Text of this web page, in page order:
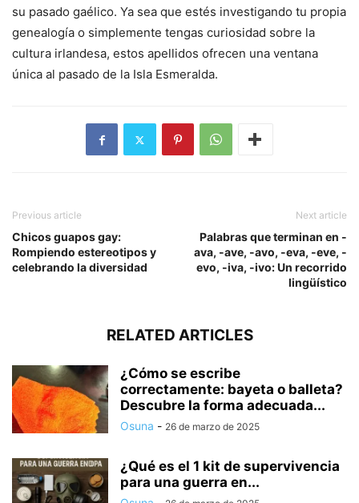
su pasado gaélico. Ya sea que estés investigando tu propia
genealogía o simplemente tengas curiosidad sobre la
cultura irlandesa, estos apellidos ofrecen una ventana
única al pasado de la Isla Esmeralda.
Previous article
Chicos guapos gay:
Rompiendo estereotipos y
celebrando la diversidad
Next article
Palabras que terminan en -
ava, -ave, -avo, -eva, -eve, -
evo, -iva, -ivo: Un recorrido
lingüístico
RELATED ARTICLES
¿Cómo se escribe
correctamente: bayeta o balleta?
Descubre la forma adecuada...
Osuna - 26 de marzo de 2025
¿Qué es el 1 kit de supervivencia
para una guerra en...